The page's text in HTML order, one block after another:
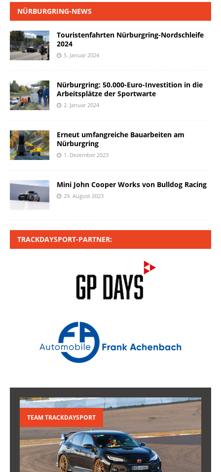
NÜRBURGRING-NEWS
Touristenfahrten Nürburgring-Nordschleife
2024
5. Januar 2024
Nürburgring: 50.000-Euro-Investition in die
Arbeitsplätze der Sportwarte
2. Januar 2024
Erneut umfangreiche Bauarbeiten am
Nürburgring
1. Dezember 2023
Mini John Cooper Works von Bulldog Racing
29. August 2023
TRACKDAYSPORT-PARTNER:
TEAM TRACKDAYSPORT